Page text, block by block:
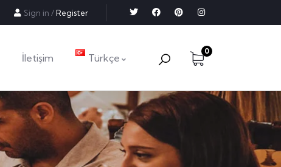
Sign in /Register
İletişim Türkçe
0